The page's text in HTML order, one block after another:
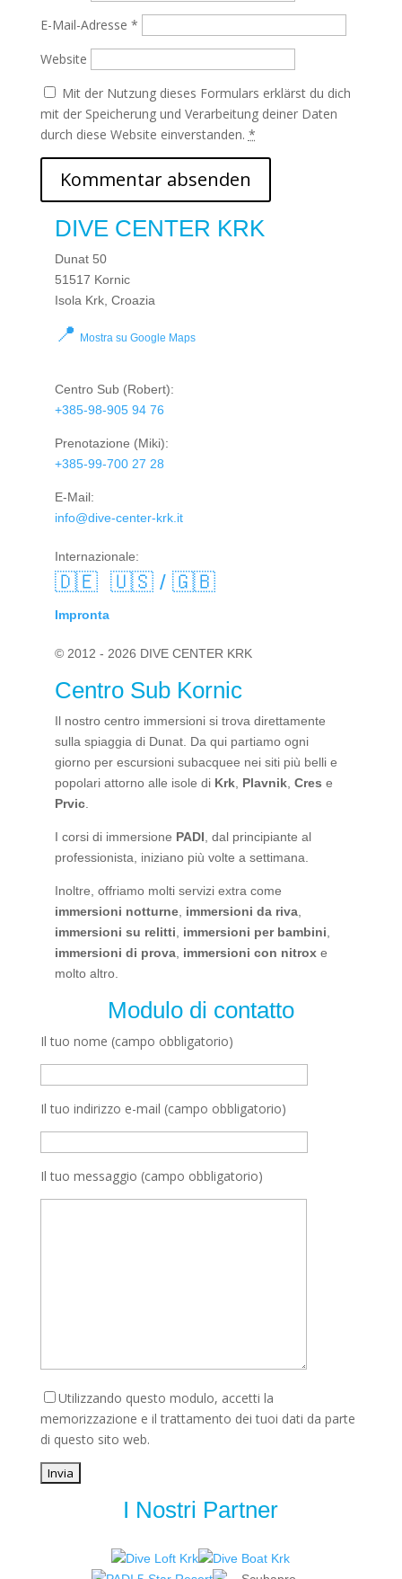
E-Mail-Adresse *
Website
Mit der Nutzung dieses Formulars erklärst du dich
mit der Speicherung und Verarbeitung deiner Daten
durch diese Website einverstanden. *
DIVE CENTER KRK
Dunat 50
51517 Kornic
Isola Krk, Croazia
📍 Mostra su Google Maps
Centro Sub(Robert):
+385-98-905 94 76
Prenotazione (Miki):
+385-99-700 27 28
E-Mail:
info@dive-center-krk.it
Internazionale:
🇩🇪 🇺🇸 / 🇬🇧
Impronta
© 2012 - 2026 DIVE CENTER KRK
Centro Sub Kornic
Il nostro centro immersioni si trova direttamente
sulla spiaggia di Dunat. Da qui partiamo ogni
giorno per escursioni subacquee nei siti più belli e
popolari attorno alle isole di Krk, Plavnik, Cres e
Prvic.
I corsi di immersione PADI , dal principiante al
professionista, iniziano più volte a settimana.
Inoltre, offriamo molti servizi extra come
immersioni notturne, immersioni da riva,
immersioni su relitti
immersioni per bambini
immersioni di prova, immersioni con nitroxe
molto altro.
Modulo di contatto
Il tuo nome (campo obbligatorio)
Il tuo indirizzo e-mail (campo obbligatorio)
Il tuo messaggio (campo obbligatorio)
Utilizzando questo modulo, accetti la
memorizzazione e il trattamento dei tuoi dati da parte
di questo sito web.
I Nostri Partner